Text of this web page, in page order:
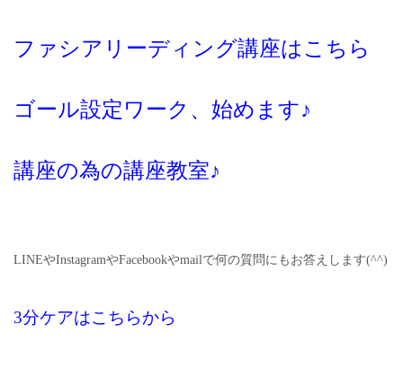
ファシアリーディング講座はこちら
ゴール設定ワーク、始めます♪
講座の為の講座教室♪
LINEやInstagramやFacebookやmailで何の質問にもお答えします(^^)
3分ケアはこちらから